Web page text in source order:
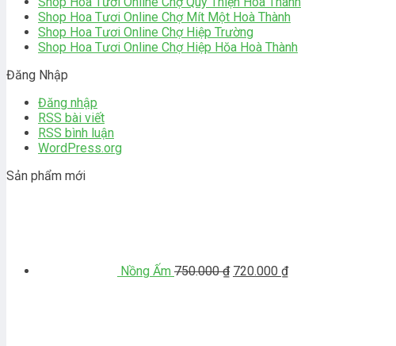
Shop Hoa Tươi Online Chợ Mít Một Hoà Thành
Shop Hoa Tươi Online Chợ Hiệp Trường
Shop Hoa Tươi Online Chợ Hiệp Hŏa Hoà Thành
Đăng Nhập
Đăng nhập
RSS bài viết
RSS bình luận
WordPress.org
Sản phẩm mới
Nồng Ấm 750.000₫ 720.000 ₫
720.000 ₫.